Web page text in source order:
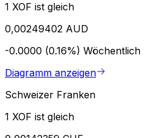
1 XOF ist gleich
0,00249402 AUD
-0.0000 (0.16%) Wöchentlich
Diagramm anzeigen
Schweizer Franken
1 XOF ist gleich